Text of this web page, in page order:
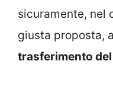
sicuramente, nel
giusta proposta,
trasferimento